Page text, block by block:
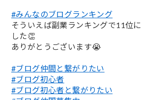
;
#みんなのブログランキング
そういえば副業ランキングで11位
した👏
ありがとうございます😭
#ブログ仲間と繋がりたい
#ブログ初心者
#ブログ初心者と繋がりたい